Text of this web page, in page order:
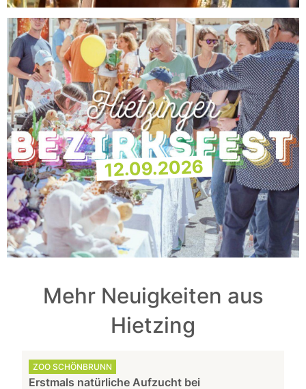
12.09.2026
Mehr Neuigkeiten aus
Hietzing
ZOO SCHÖNBRUNN
Erstmals natürliche Aufzucht bei